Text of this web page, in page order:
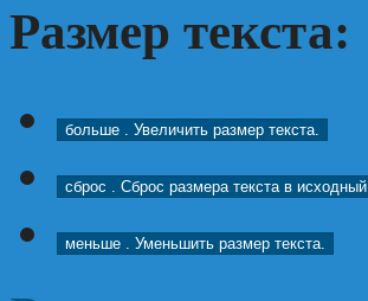
Размер текста:
больше . Увеличить размер текста.
сброс . Сброс размера текста в исходный.
меньше . Уменьшить размер текста.